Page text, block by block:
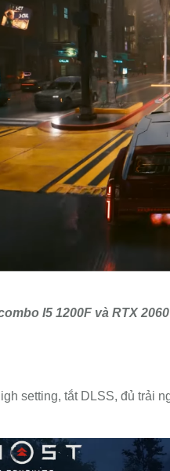
I5 1200F và RTX 2060